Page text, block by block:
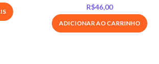
R$46,00
ADICIONAR AO CARRINHO